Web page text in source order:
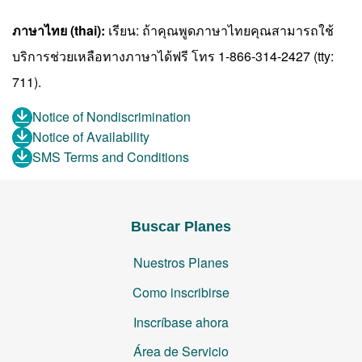
ภาษาไทย (thai): เรียน: ถ้าคุณพูดภาษาไทยคุณสามารถใช้
บริการช่วยเหลือทางภาษาได้ฟรี โทร 1-866-314-2427 (tty:
711).
Notice of Nondiscrimination
Notice of Availability
SMS Terms and Conditions
Buscar Planes
Nuestros Planes
Como inscribirse
Inscríbase ahora
Área de Servicio